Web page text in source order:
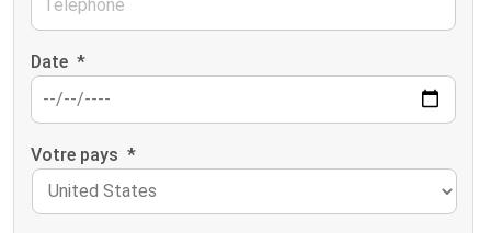
Date *
Votre pays *